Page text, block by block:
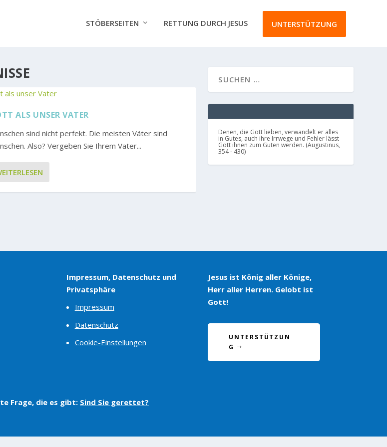
STÖBERSEITEN RETTUNG DURCH JESUS UNTERSTÜTZUNG
ALS UNSER VATER
sind nicht perfekt. Die meisten Väter sind
Also? Vergeben Sie Ihrem Vater...
Denen, die Gott lieben, verwandelt er alles
in Gutes, auch ihre Irrwege und Fehler lässt
Gott ihnen zum Guten werden. (Augustinus,
354 - 430)
Impressum, Datenschutz und
Privatsphäre
Impressum
Datenschutz
Cookie-Einstellungen
Jesus ist König aller Könige,
Herr aller Herren. Gelobt ist
Gott!
UNTERSTÜTZUN
G
Frage, die es gibt: Sind Sie gerettet?